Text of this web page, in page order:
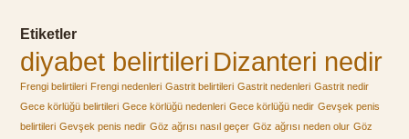
Etiketler
diyabet belirtileri Dizanteri nedir
Frengi belirtileri Frengi nedenleri Gastrit belirtileri Gastrit nedenleri Gastrit nedir
Gece körlüğü belirtileri Gece körlüğü nedenleri Gece körlüğü nedir Gevşek penis
belirtileri Gevşek penis nedir Göz ağrısı nasıl geçer Göz ağrısı neden olur Göz